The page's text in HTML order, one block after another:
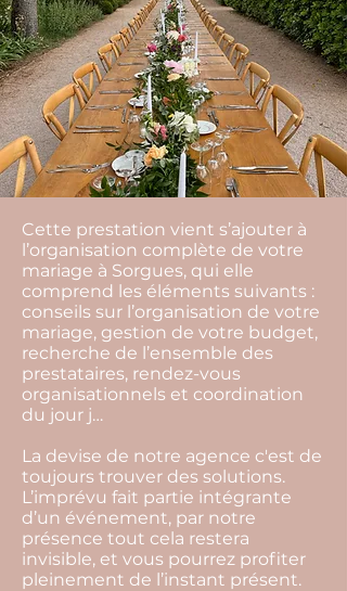
Cette prestation vient s’ajouter à
l’organisation complète de votre
mariage à Sorgues, qui elle
comprend les éléments suivants :
conseils sur l’organisation de votre
mariage, gestion de votre budget,
recherche de l’ensemble des
prestataires, rendez-vous
organisationnels et coordination
du jour j…
La devise de notre agence c'est de
toujours trouver des solutions.
L’imprévu fait partie intégrante
d’un événement, par notre
présence tout cela restera
invisible, et vous pourrez profiter
pleinement de l’instant présent.